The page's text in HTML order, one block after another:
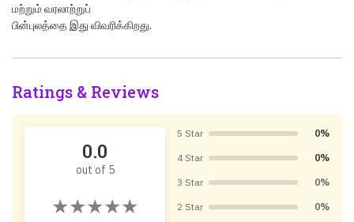
மற்றும் வரலாற்றுப்
பின்புலத்தை இது விவரிக்கிறது.
Ratings & Reviews
0.0
out of 5
5 Star 0%
4 Star 0%
3 Star 0%
2 Star 0%